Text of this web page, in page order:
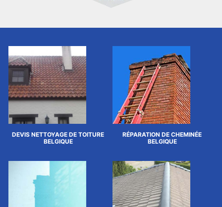
DEVIS NETTOYAGE DE TOITURE
BELGIQUE
RÉPARATION DE CHEMINÉE
BELGIQUE